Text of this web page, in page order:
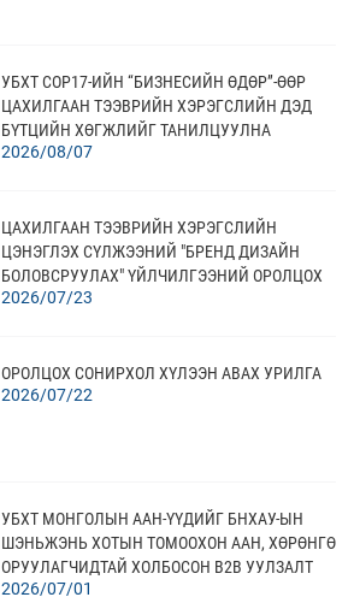
УБХТ COP17-ИЙН “БИЗНЕСИЙН ӨДӨР”-ӨӨР
ЦАХИЛГААН ТЭЭВРИЙН ХЭРЭГСЛИЙН ДЭД
БҮТЦИЙН ХӨГЖЛИЙГ ТАНИЛЦУУЛНА
2026/08/07
ЦАХИЛГААН ТЭЭВРИЙН ХЭРЭГСЛИЙН
ЦЭНЭГЛЭХ СҮЛЖЭЭНИЙ "БРЕНД ДИЗАЙН
БОЛОВСРУУЛАХ" ҮЙЛЧИЛГЭЭНИЙ ОРОЛЦОХ
СОНИРХОЛ ХҮЛЭЭН АВАХ
2026/07/23
ОРОЛЦОХ СОНИРХОЛ ХҮЛЭЭН АВАХ УРИЛГА
2026/07/22
УБХТ МОНГОЛЫН ААН-ҮҮДИЙГ БНХАУ-ЫН
ШЭНЬЖЭНЬ ХОТЫН ТОМООХОН ААН, ХӨРӨНГӨ
ОРУУЛАГЧИДТАЙ ХОЛБОСОН В2В УУЛЗАЛТ
АМЖИЛТТАЙ ЗОХИОН БАЙГУУЛЛАА
2026/07/01